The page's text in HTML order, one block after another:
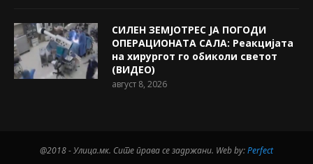
СИЛЕН ЗЕМЈОТРЕС ЈА ПОГОДИ
ОПЕРАЦИОНАТА САЛА: Реакцијата
на хирургот го обиколи светот
(ВИДЕО)
август 8, 2026
@2018 - Улица.мк. Сите права се задржани. Web by:Perfect